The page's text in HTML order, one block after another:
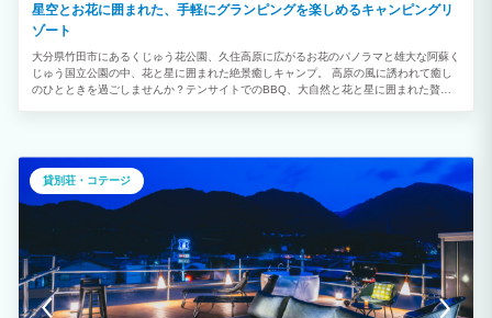
星空とお花に囲まれた、手軽にグランピングを楽しめるキャンピングリ
ゾート
大分県竹田市にあるくじゅう花公園、久住高原に広がるお花のパノラマと雄大な阿蘇く
じゅう国立公園の中、花と星に囲まれた絶景癒しキャンプ。 高原の風に誘われて癒し
のひとときを過ごしませんか？テンサイトでのBBQ、大自然と花と星に囲まれた贅沢
貸別荘・コテージ